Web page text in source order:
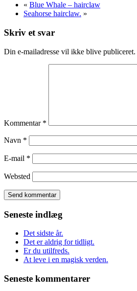
« Blue Whale – hairclaw
Seahorse hairclaw. »
Skriv et svar
Din e-mailadresse vil ikke blive publiceret.
Kommentar *
Navn *
E-mail *
Websted
Seneste indlæg
Det sidste år.
Det er aldrig for tidligt.
Er du utilfreds.
At leve i en magisk verden.
Seneste kommentarer